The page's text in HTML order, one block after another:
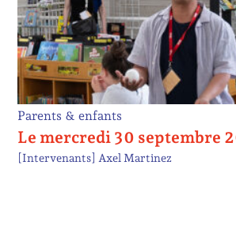
Parents & enfants
Le mercredi 30 septembre
[Intervenants] Axel Martinez